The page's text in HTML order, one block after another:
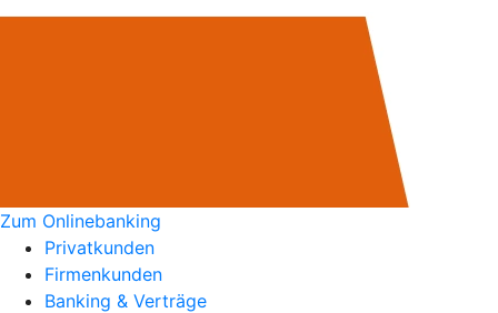
Zum Onlinebanking
Privatkunden
Firmenkunden
Banking & Verträge